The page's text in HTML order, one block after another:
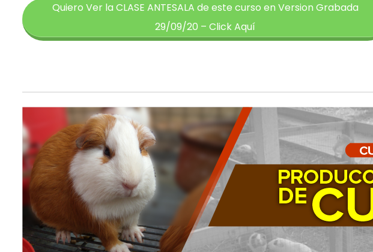
Quiero Ver la CLASE ANTESALA de este curso en Version Grabada
29/09/20 – Click Aquí